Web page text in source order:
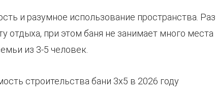
и разумное использование пространства.
при этом баня не занимает много места
из 3-5 человек.